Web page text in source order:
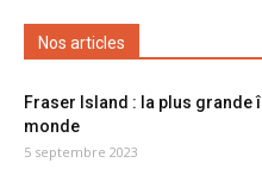
Nos articles
Fraser Island : la plus grande
monde
5 septembre 2023